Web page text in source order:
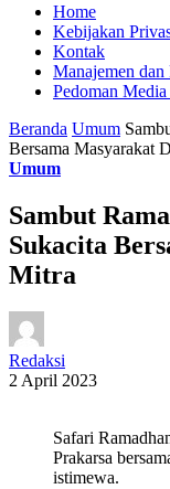
Home
Kebijakan
Kontak
Manajemen dan
Pedoman
Beranda Umum
Bersama Masyarakat
Umum
Sambut
Sukacita
Mitra
Redaksi
2 April 2023
Safari
Prakarsa
istimewa.